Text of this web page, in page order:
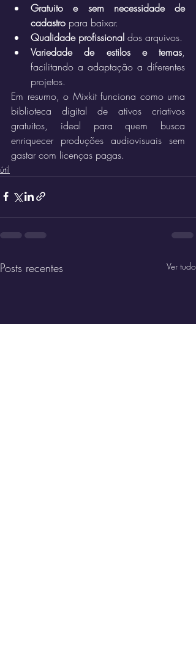
Gratuito e sem necessidade de
cadastro para baixar.
Qualidade profissional dos arquivos.
Variedade de estilos e temas,
facilitando a adaptação a diferentes
projetos.
Em resumo, o Mixkit funciona como uma
biblioteca digital de ativos criativos
gratuitos, ideal para quem busca
enriquecer produções audiovisuais sem
gastar com licenças pagas.
útil
Posts recentes Ver tudo